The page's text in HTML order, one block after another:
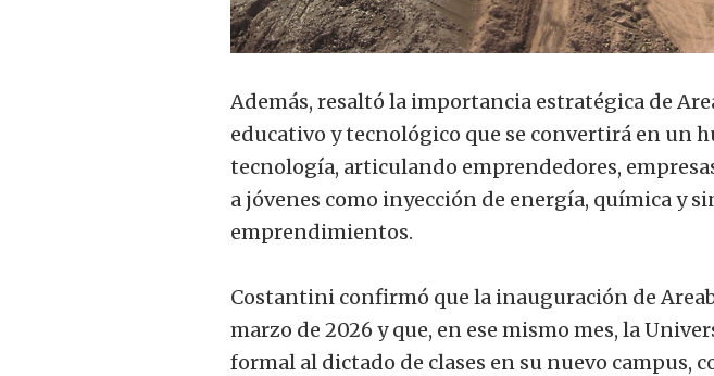
Además, resaltó la importancia estratégica de
educativo y tecnológico que se convertirá en un
tecnología, articulando emprendedores,
a jóvenes como inyección de energía, química y
emprendimientos.
Costantini confirmó que la inauguración de
marzo de 2026 y que, en ese mismo mes, la
formal al dictado de clases en su nuevo campus,